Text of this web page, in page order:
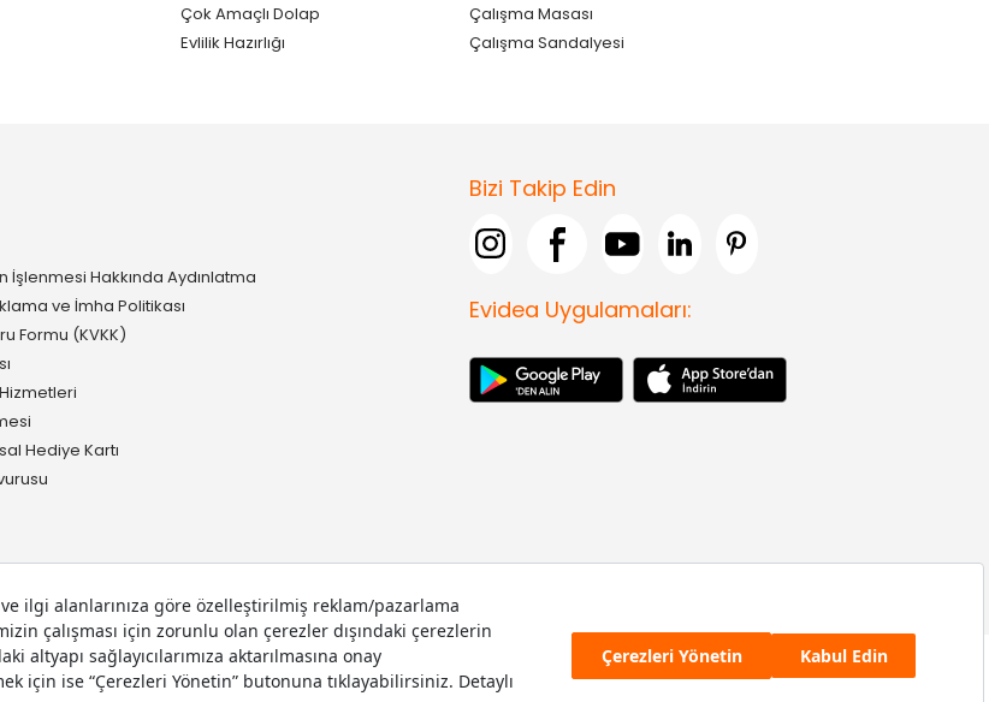
Çok Amaçlı Dolap
Evlilik Hazırlığı
Çalışma Masası
Çalışma Sandalyesi
İşlenmesi Hakkında Aydınlatma
ve İmha Politikası
Formu (KVKK)
Hediye Kartı
Bizi Takip Edin
Evidea Uygulamaları: